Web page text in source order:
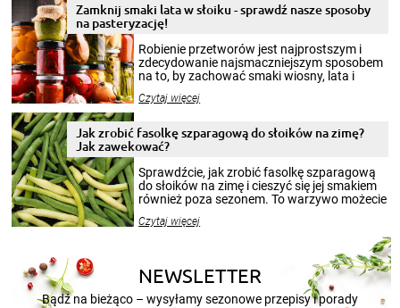
Zamknij smaki lata w słoiku - sprawdź nasze sposoby
na pasteryzację!
Robienie przetworów jest najprostszym i
zdecydowanie najsmaczniejszym sposobem
na to, by zachować smaki wiosny, lata i
krajobrazów, by cieszyć nimi oko w sezonie
pełni poczuć atmosferę cieplejszych
miesięcy. Przygotowanie słoików ze
patenty, które pozwolą zachować świeżość
przetworów.
Czytaj więcej
Jak zrobić fasolkę szparagową do słoików na zimę?
Jak zawekować?
Sprawdźcie, jak zrobić fasolkę szparagową
do słoików na zimę i cieszyć się jej smakiem
również poza sezonem. To warzywo możecie
nasze propozycje!
Czytaj więcej
NEWSLETTER
Bądź na bieżąco – wysyłamy sezonowe przepisy i porady